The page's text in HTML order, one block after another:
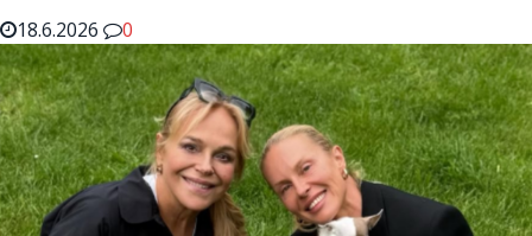
18.6.2026
0